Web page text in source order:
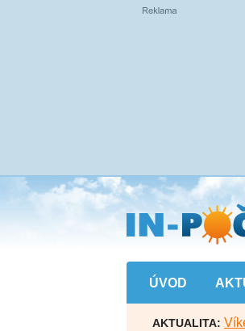
Přejít
na
hlavní
obsah
ÚVOD
AKTUALITA: